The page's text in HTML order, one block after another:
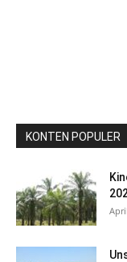
KONTEN POPULER